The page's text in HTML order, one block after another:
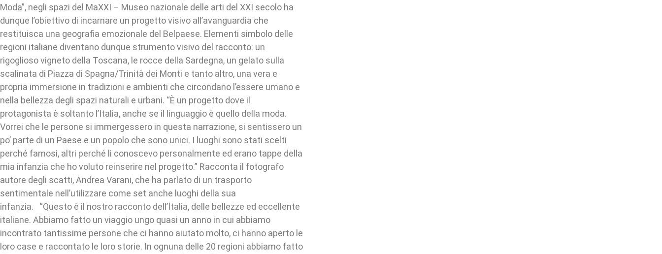
Moda”, negli spazi del MaXXI – Museo nazionale delle arti del XXI secolo ha
dunque l’obiettivo di incarnare un progetto visivo all’avanguardia che
restituisca una geografia emozionale del Belpaese. Elementi simbolo delle
regioni italiane diventano dunque strumento visivo del racconto: un
rigoglioso vigneto della Toscana, le rocce della Sardegna, un gelato sulla
scalinata di Piazza di Spagna/Trinità dei Monti e tanto altro, una vera e
propria immersione in tradizioni e ambienti che circondano l’essere umano e
nella bellezza degli spazi naturali e urbani. “È un progetto dove il
protagonista è soltanto l’Italia, anche se il linguaggio è quello della moda.
Vorrei che le persone si immergessero in questa narrazione, si sentissero un
po’ parte di un Paese e un popolo che sono unici. I luoghi sono stati scelti
perché famosi, altri perché li conoscevo personalmente ed erano tappe della
mia infanzia che ho voluto reinserire nel progetto.” Racconta il fotografo
autore degli scatti, Andrea Varani, che ha parlato di un trasporto
sentimentale nell’utilizzare come set anche luoghi della sua
infanzia. “Questo è il nostro racconto dell’Italia, delle bellezze ed eccellente
italiane. Abbiamo fatto un viaggio ungo quasi un anno in cui abbiamo
incontrato tantissime persone che ci hanno aiutato molto, ci hanno aperto le
loro case e raccontato le loro storie. In ognuna delle 20 regioni abbiamo fatto